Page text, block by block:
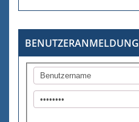
BENUTZERANMELDUNG